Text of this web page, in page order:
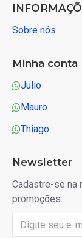
Sobre nós
Minha conta
Julio
Mauro
Thiago
Newsletter
Cadastre-se na
promoções.